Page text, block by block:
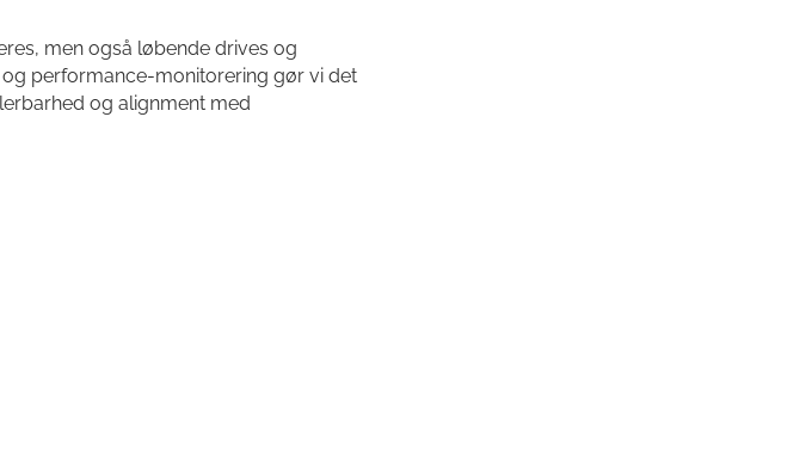
men også løbende drives og
performance-monitorering gør vi det
og alignment med